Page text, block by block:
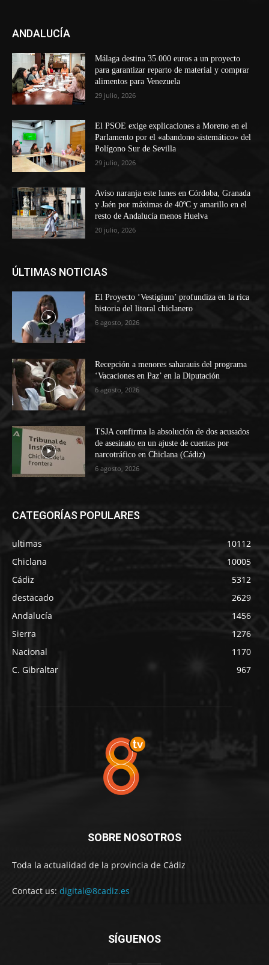
ANDALUCÍA
Málaga destina 35.000 euros a un proyecto
para garantizar reparto de material y comprar
alimentos para Venezuela
29 julio, 2026
El PSOE exige explicaciones a Moreno en el
Parlamento por el «abandono sistemático» del
Polígono Sur de Sevilla
29 julio, 2026
Aviso naranja este lunes en Córdoba, Granada
y Jaén por máximas de 40ºC y amarillo en el
resto de Andalucía menos Huelva
20 julio, 2026
ÚLTIMAS NOTICIAS
El Proyecto ‘Vestigium’ profundiza en la rica
historia del litoral chiclanero
6 agosto, 2026
Recepción a menores saharauis del programa
‘Vacaciones en Paz’ en la Diputación
6 agosto, 2026
TSJA confirma la absolución de dos acusados
de asesinato en un ajuste de cuentas por
narcotráfico en Chiclana (Cádiz)
6 agosto, 2026
CATEGORÍAS POPULARES
ultimas
10112
Chiclana
10005
Cádiz
5312
destacado
2629
Andalucía
1456
Sierra
1276
Nacional
1170
C. Gibraltar
967
SOBRE NOSOTROS
Toda la actualidad de la provincia de Cádiz
Contact us: digital@8cadiz.es
SÍGUENOS